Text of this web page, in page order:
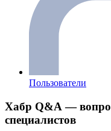
Пользователи
Хабр Q&A —
специалистов